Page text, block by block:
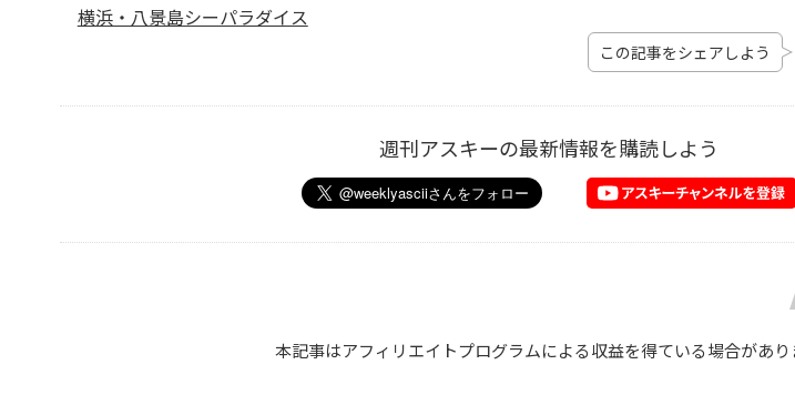
横浜・八景島シーパラダイス
この記事をシェアしよう
週刊アスキーの最新情報を購読しよう
本記事はアフィリエイトプログラムによる収益を得ている場合があり